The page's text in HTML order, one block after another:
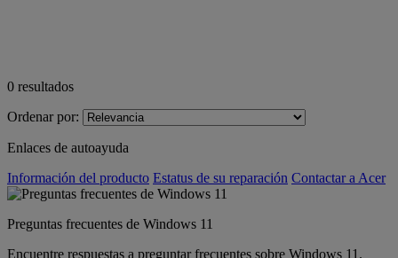
0 resultados
Ordenar por:
Enlaces de autoayuda
Información del producto Estatus de su reparación Contactar a Acer
Preguntas frecuentes de Windows 11
Encuentre respuestas a preguntar frecuentes sobre Windows 11.